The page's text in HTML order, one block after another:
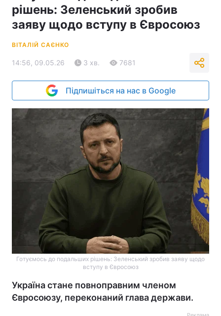
рішень: Зеленський зробив
заяву щодо вступу в Євросоюз
ВІТАЛІЙ САЄНКО
14:56, 09.05.26 3 хв. 7681
Підпишіться на нас в Google
Готуємось до подальших рішень: Зеленський зробив заяву щодо
вступу в Євросоюз
Україна стане повноправним членом
Євросоюзу, переконаний глава держави.